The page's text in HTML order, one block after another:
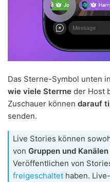
Das Sterne-Symbol unten
wie viele Sterrne der Host
Zuschauer können darauf
senden.
Live Stories können
von Gruppen und Kanälen
Veröffentlichen von
freigeschaltet haben.